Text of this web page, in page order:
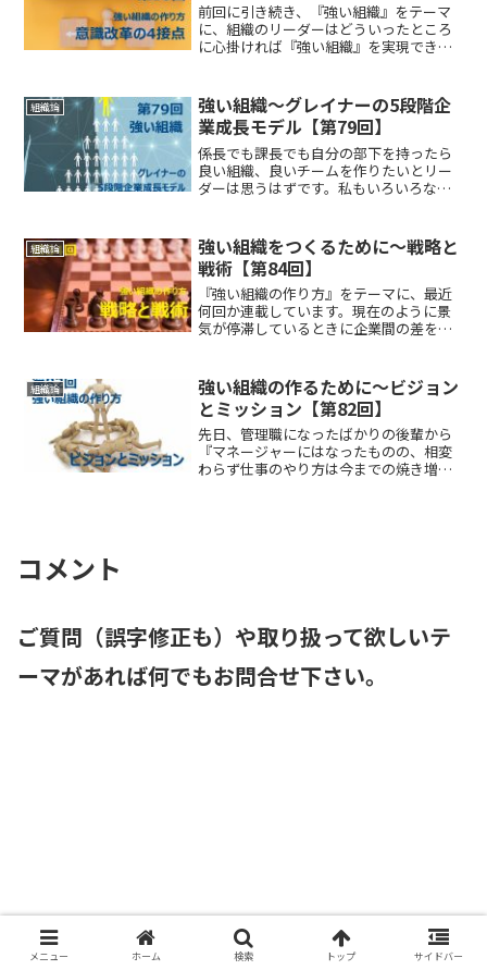
前回に引き続き、『強い組織』をテーマ
に、組織のリーダーはどういったところ
に心掛ければ『強い組織』を実現できる
成長の5つのモデルの第一段階のように、
組織が小さいうちは力わ...
組織論
強い組織～グレイナーの5段階企
業成長モデル【第79回】
係長でも課長でも自分の部下を持ったら
良い組織、良いチームを作りたいとリー
ダーは思うはずです。私もいろいろな業
は、終りなきテーマのような気がしてい
ます。（もちろん今も日々、...
組織論
強い組織をつくるために～戦略と
戦術【第84回】
『強い組織の作り方』をテーマに、最近
何回か連載しています。現在のように景
気が停滞しているときに企業間の差をつ
組織の強さを生み出し、強い組織は確実
に成果を出します。昨今、...
組織論
強い組織の作るために～ビジョン
とミッション【第82回】
先日、管理職になったばかりの後輩から
『マネージャーにはなったものの、相変
わらず仕事のやり方は今までの焼き増し
コメント
ご質問（誤字修正も）や取り扱って欲しいテ
ーマがあれば何でもお問合せ下さい。
メニュー ホーム 検索 トップ サイドバー